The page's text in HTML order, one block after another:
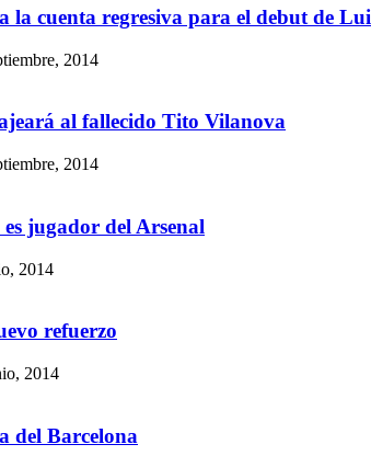
la cuenta regresiva para el debut de
2014
al fallecido Tito Vilanova
2014
jugador del Arsenal
2014
refuerzo
2014
del Barcelona